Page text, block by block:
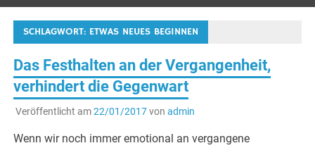
SCHLAGWORT: ETWAS NEUES BEGINNEN
Das Festhalten an der Vergangenheit,
verhindert die Gegenwart
Veröffentlicht am22/01/2017von admin
Wenn wir noch immer emotional an vergangene